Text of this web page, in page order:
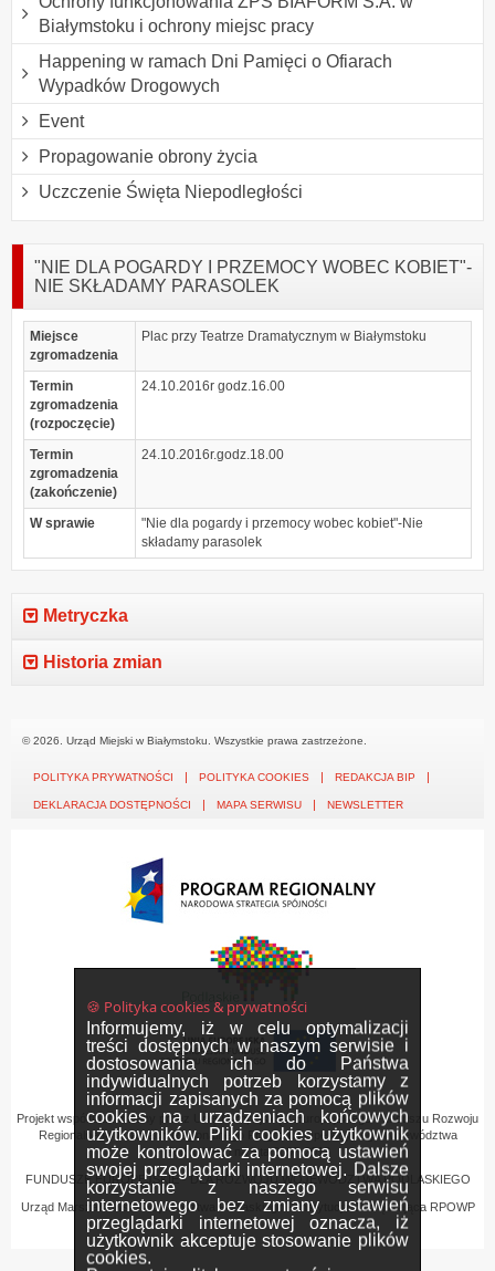
🍪 Polityka cookies & prywatności
Informujemy, iż w celu optymalizacji
treści dostępnych w naszym serwisie i
dostosowania ich do Państwa
indywidualnych potrzeb korzystamy z
informacji zapisanych za pomocą plików
cookies na urządzeniach końcowych
użytkowników. Pliki cookies użytkownik
może kontrolować za pomocą ustawień
swojej przeglądarki internetowej. Dalsze
korzystanie z naszego serwisu
internetowego bez zmiany ustawień
przeglądarki internetowej oznacza, iż
użytkownik akceptuje stosowanie plików
cookies.
Białymstoku i ochrony miejsc pracy
Happening w ramach Dni Pamięci o Ofiarach
Wypadków Drogowych
Event
Propagowanie obrony życia
Uczczenie Święta Niepodległości
"NIE DLA POGARDY I PRZEMOCY WOBEC KOBIET"-
NIE SKŁADAMY PARASOLEK
Miejsce
zgromadzenia
Plac przy Teatrze Dramatycznym w Białymstoku
Termin
zgromadzenia
(rozpoczęcie)
24.10.2016r godz.16.00
Termin
zgromadzenia
(zakończenie)
24.10.2016r.godz.18.00
W sprawie
"Nie dla pogardy i przemocy wobec kobiet"-Nie
składamy parasolek
Metryczka
Historia zmian
© 2026. Urząd Miejski w Białymstoku. Wszystkie prawa zastrzeżone.
POLITYKA PRYWATNOŚCI POLITYKA COOKIES REDAKCJA BIP
DEKLARACJA DOSTĘPNOŚCI MAPA SERWISU NEWSLETTER
Projekt współfinansowany przez Unię Europejską z Europejskiego Funduszu Rozwoju
Regionalnego w ramach Regionalnego Programu Operacyjnego Województwa
Podlaskiego na lata 2007-2013
FUNDUSZE EUROPEJSKIE - DLA ROZWOJU WOJEWÓDZTWA PODLASKIEGO
Urząd Marszałkowski Województwa Podlaskiego – Instytucja Zarządzająca RPOWP